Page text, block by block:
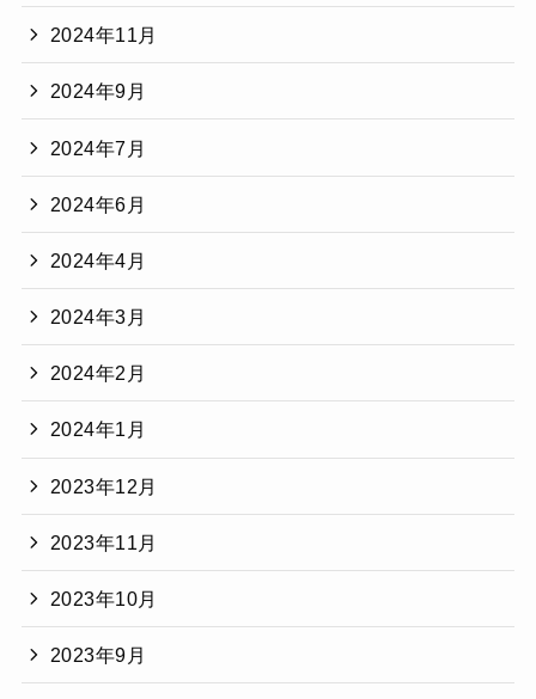
2024年11月
2024年9月
2024年7月
2024年6月
2024年4月
2024年3月
2024年2月
2024年1月
2023年12月
2023年11月
2023年10月
2023年9月